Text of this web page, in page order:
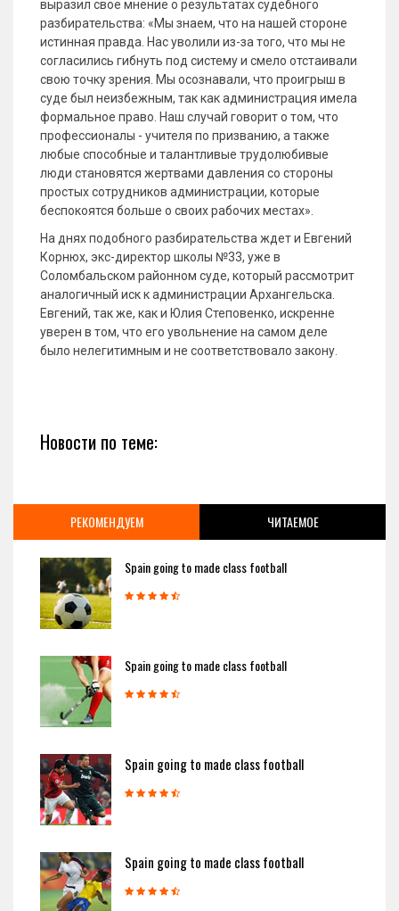
выразил свое мнение о результатах судебного
разбирательства: «Мы знаем, что на нашей стороне
истинная правда. Нас уволили из-за того, что мы не
согласились гибнуть под систему и смело отстаивали
свою точку зрения. Мы осознавали, что проигрыш в
суде был неизбежным, так как администрация имела
формальное право. Наш случай говорит о том, что
профессионалы - учителя по призванию, а также
любые способные и талантливые трудолюбивые
люди становятся жертвами давления со стороны
простых сотрудников администрации, которые
беспокоятся больше о своих рабочих местах».
На днях подобного разбирательства ждет и Евгений
Корнюх, экс-директор школы №33, уже в
Соломбальском районном суде, который рассмотрит
аналогичный иск к администрации Архангельска.
Евгений, так же, как и Юлия Степовенко, искренне
уверен в том, что его увольнение на самом деле
было нелегитимным и не соответствовало закону.
Новости по теме:
РЕКОМЕНДУЕМ ЧИТАЕМОЕ
Spain going to made class football
Spain going to made class football
Spain going to made class football
Spain going to made class football